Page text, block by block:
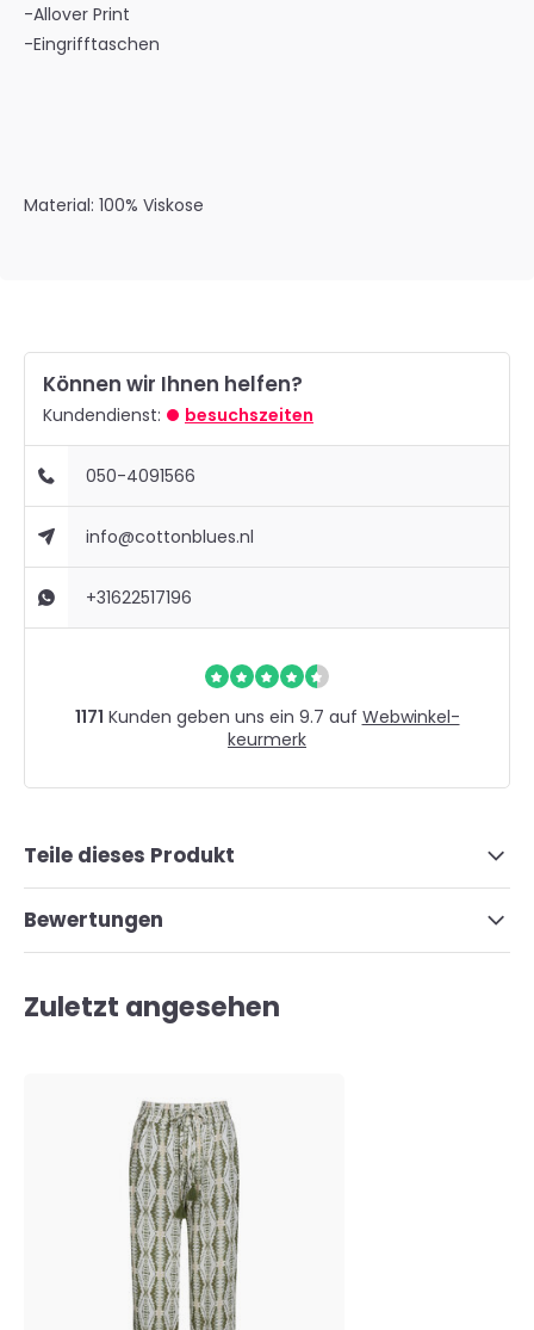
-Allover Print
-Eingrifftaschen
Material: 100% Viskose
Können wir Ihnen helfen?
Kundendienst: besuchszeiten
050-4091566
info@cottonblues.nl
+31622517196
1171 Kunden geben uns ein 9.7 auf Webwinkel-
keurmerk
Teile dieses Produkt
Bewertungen
Zuletzt angesehen